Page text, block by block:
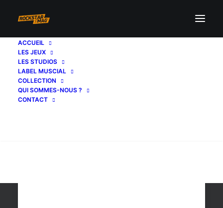
ACCUEIL
LES JEUX
LES STUDIOS
LABEL MUSCIAL
COLLECTION
QUI SOMMES-NOUS ?
CONTACT